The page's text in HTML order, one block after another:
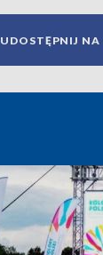
UDOSTĘPNIJ NA